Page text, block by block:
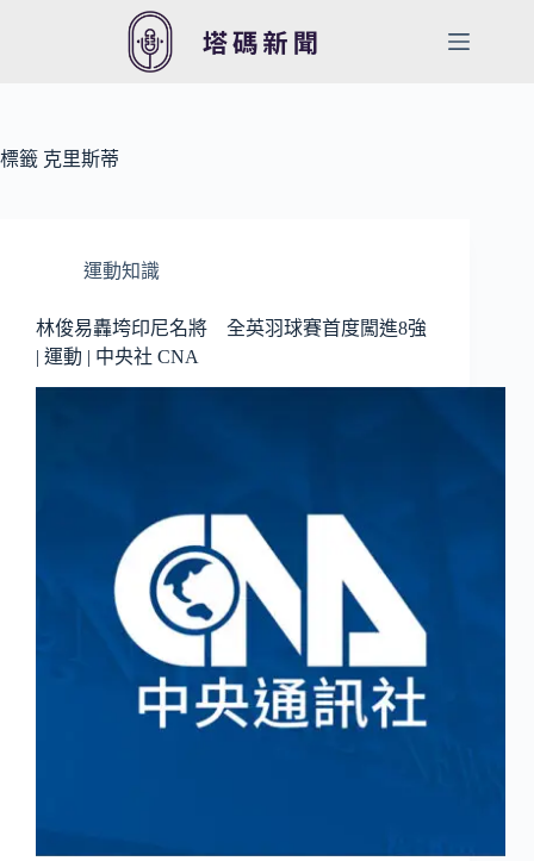
容
標籤 克里斯蒂
運動知識
林俊易轟垮印尼名將 全英羽球賽首度闖進8強
| 運動 | 中央社 CNA